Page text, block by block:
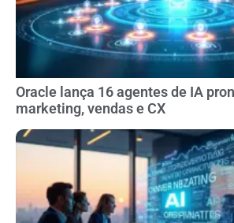
Oracle lança 16 agentes de IA
marketing, vendas e CX